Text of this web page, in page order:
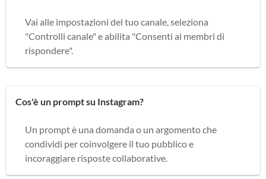
Vai alle impostazioni del tuo canale, seleziona
"Controlli canale" e abilita "Consenti ai membri di
rispondere".
Cos'è un prompt su Instagram?
Un prompt è una domanda o un argomento che
condividi per coinvolgere il tuo pubblico e
incoraggiare risposte collaborative.